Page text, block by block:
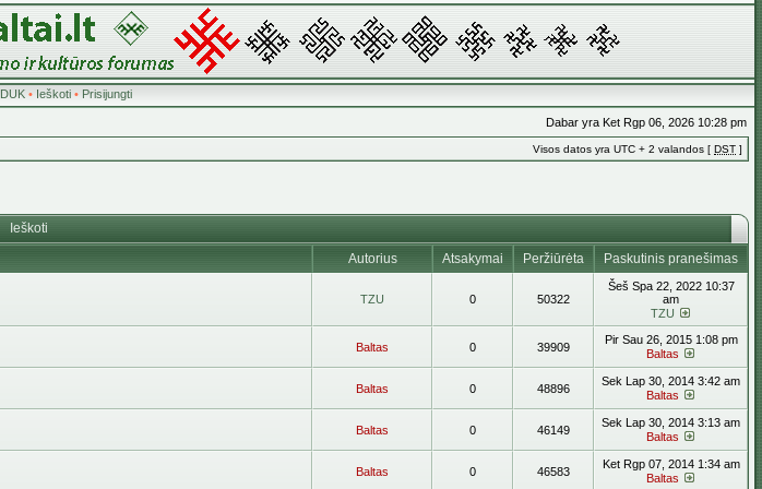
DUK• Ieškoti• Prisijungti
Dabar yra Ket Rgp 06, 2026 10:28 pm
Visos datos yra UTC + 2 valandos [ DST ]
Ieškoti
Autorius Atsakymai Peržiūrėta Paskutinis pranešimas
TZU 0 50322
Šeš Spa 22, 2022 10:37
am
TZU
Baltas 0 39909
Pir Sau 26, 2015 1:08 pm
Baltas
Baltas 0 48896
Sek Lap 30, 2014 3:42 am
Baltas
Baltas 0 46149
Sek Lap 30, 2014 3:13 am
Baltas
Baltas 0 46583
Ket Rgp 07, 2014 1:34 am
Baltas